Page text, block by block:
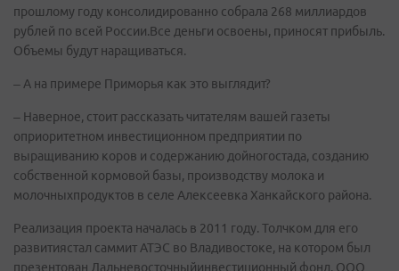
прошлому году консолидированно собрала 268 миллиардов
рублей по всей России.Все деньги освоены, приносят прибыль.
Объемы будут наращиваться.
– А на примере Приморья как это выглядит?
– Наверное, стоит рассказать читателям вашей газеты
оприоритетном инвестиционном предприятии по
выращиванию коров и содержанию дойногостада, созданию
собственной кормовой базы, производству молока и
молочныхпродуктов в селе Алексеевка Ханкайского района.
Реализация проекта началась в 2011 году. Толчком для его
развитиястал саммит АТЭС во Владивостоке, на котором был
презентован Дальневосточныйинвестиционный фонд. ООО